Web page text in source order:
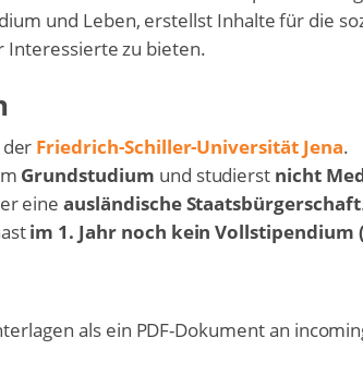
und Leben, erstellst Inhalte für die
Interessierte zu bieten.
Friedrich-Schiller-Universität Jena.
Grundstudium und studierst nicht
eineausländische Staatsbürgerschaft
im 1. Jahr noch kein Vollstipendium
als ein PDF-Dokument an